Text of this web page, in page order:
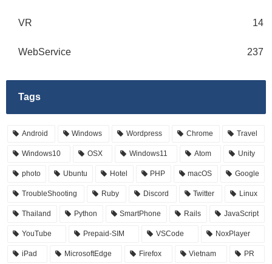
VR 14
WebService 237
Tags
Android Windows Wordpress Chrome Travel
Windows10 OSX Windows11 Atom Unity
photo Ubuntu Hotel PHP macOS Google
TroubleShooting Ruby Discord Twitter Linux
Thailand Python SmartPhone Rails JavaScript
YouTube Prepaid-SIM VSCode NoxPlayer
iPad MicrosoftEdge Firefox Vietnam PR